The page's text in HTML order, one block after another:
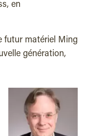
en
futur matériel Ming
génération,